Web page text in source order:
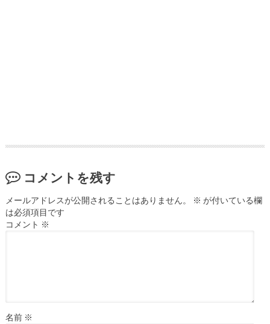
コメントを残す
メールアドレスが公開されることはありません。 ※ が付いている欄
は必須項目です
コメント ※
名前 ※